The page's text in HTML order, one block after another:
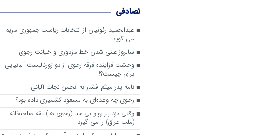
تصادفی
عبدالحمید رئوفیان از انتخابات ریاست جمهوری مریم
می گوید
سالروز علنی شدن خط مزدوری و خیانت رجوی
وحشت فزاینده فرقه رجوی از دو ژورنالیست آلبانیایی
برای چیست؟!
نامه پدر میثم افشار به انجمن نجات آلبانی
رجوی چه وعده‌ای به مسعود کشمیری داده بود؟!
وقتی دزد پر رو و بی حیا (رجوی ها) یقه صاحبخانه
(ملت عراق) را می گیرد